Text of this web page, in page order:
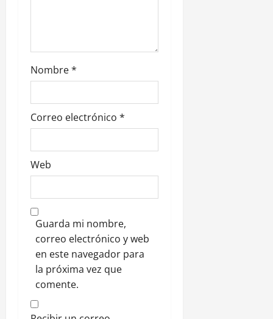
d
a
s
Nombre*
Correo electrónico *
Web
Guarda mi nombre,
correo electrónico y web
en este navegador para
la próxima vez que
comente.